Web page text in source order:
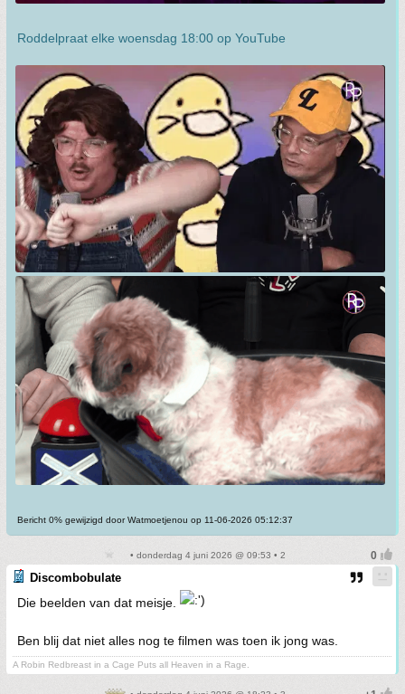
Roddelpraat elke woensdag 18:00 op YouTube
Bericht 0% gewijzigd door Watmoetjenou op 11-06-2026 05:12:37
• donderdag 4 juni 2026 @ 09:53 • 2
Discombobulate
Die beelden van dat meisje.
Ben blij dat niet alles nog te filmen was toen ik jong was.
A Robin Redbreast in a Cage Puts all Heaven in a Rage.